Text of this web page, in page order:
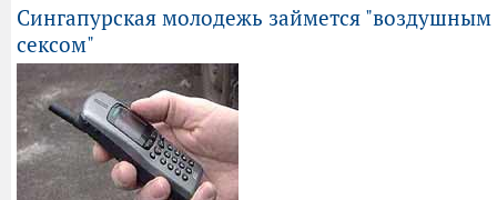
Сингапурская молодежь займется "воздушным
сексом"